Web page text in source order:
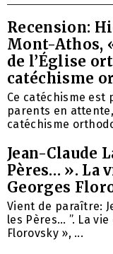
Recension:
Mont-Athos,
de l’Église
catéchisme
Ce catéchisme
parents en
catéchisme
Jean-Claude
Pères… ». La
Georges
Vient de paraître:
les Pères… ”. La
Florovsky », ...